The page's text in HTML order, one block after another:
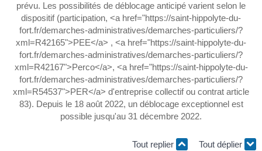
prévu. Les possibilités de déblocage anticipé varient selon le
dispositif (participation, <a href="https://saint-hippolyte-du-
fort.fr/demarches-administratives/demarches-particuliers/?
xml=R42165">PEE</a> , <a href="https://saint-hippolyte-du-
fort.fr/demarches-administratives/demarches-particuliers/?
xml=R42167">Perco</a>, <a href="https://saint-hippolyte-du-
fort.fr/demarches-administratives/demarches-particuliers/?
xml=R54537">PER</a> d'entreprise collectif ou contrat article
83). Depuis le 18 août 2022, un déblocage exceptionnel est
possible jusqu'au 31 décembre 2022.
Tout replier Tout déplier